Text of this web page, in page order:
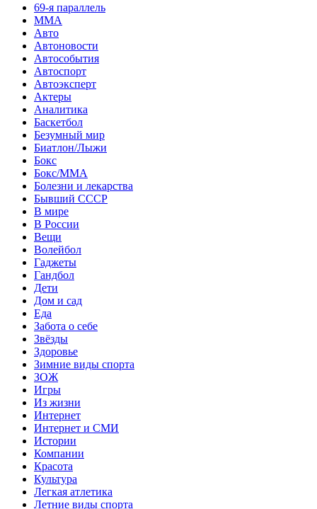
69-я параллель
MMA
Авто
Автоновости
Автособытия
Автоспорт
Автоэксперт
Актеры
Аналитика
Баскетбол
Безумный мир
Биатлон/Лыжи
Бокс
Бокс/MMA
Болезни и лекарства
Бывший СССР
В мире
В России
Вещи
Волейбол
Гаджеты
Гандбол
Дети
Дом и сад
Еда
Забота о себе
Звёзды
Здоровье
Зимние виды спорта
ЗОЖ
Игры
Из жизни
Интернет
Интернет и СМИ
Истории
Компании
Красота
Культура
Легкая атлетика
Летние виды спорта